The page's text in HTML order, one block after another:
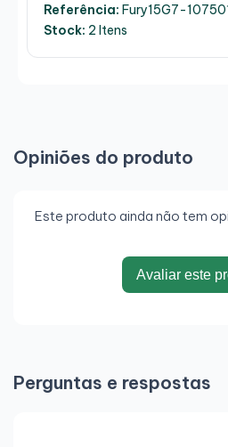
Referência: Fury15G7-
Stock: 2 Itens
Opiniões do produto
Este produto ainda não tem
Avaliar este
Perguntas e respostas